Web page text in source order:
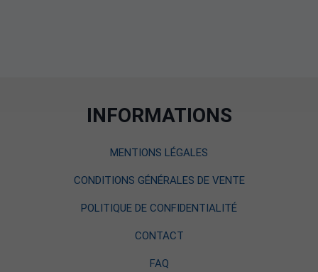
INFORMATIONS
MENTIONS LÉGALES
CONDITIONS GÉNÉRALES DE VENTE
POLITIQUE DE CONFIDENTIALITÉ
CONTACT
FAQ